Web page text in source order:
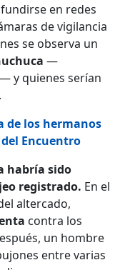
en redes
de vigilancia
se observa un
—
y quienes serían
de los hermanos
Encuentro
habría sido
registrado. En el
altercado,
contra los
un hombre
entre varias